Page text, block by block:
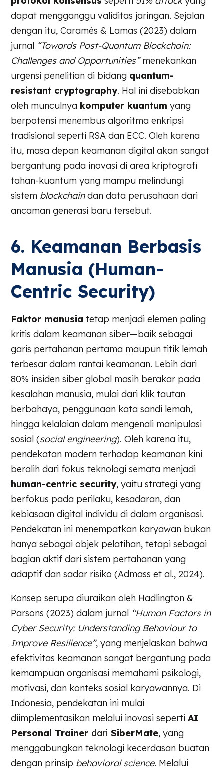
dapat mengganggu validitas jaringan. Sejalan
dengan itu, Caramés & Lamas (2023) dalam
jurnal “Towards Post-Quantum Blockchain:
Challenges and Opportunities”menekankan
urgensi penelitian di bidang quantum-
resistant cryptography. Hal ini disebabkan
oleh munculnya komputer kuantum yang
berpotensi menembus algoritma enkripsi
tradisional seperti RSA dan ECC. Oleh karena
itu, masa depan keamanan digital akan sangat
bergantung pada inovasi di area kriptografi
tahan-kuantum yang mampu melindungi
sistem blockchaindan data perusahaan dari
ancaman generasi baru tersebut.
6. Keamanan Berbasis
Manusia (Human-
Centric Security)
Faktor manusia tetap menjadi elemen paling
kritis dalam keamanan siber—baik sebagai
garis pertahanan pertama maupun titik lemah
terbesar dalam rantai keamanan. Lebih dari
80% insiden siber global masih berakar pada
kesalahan manusia, mulai dari klik tautan
berbahaya, penggunaan kata sandi lemah,
hingga kelalaian dalam mengenali manipulasi
sosial (social engineering). Oleh karena itu,
pendekatan modern terhadap keamanan kini
beralih dari fokus teknologi semata menjadi
human-centric security, yaitu strategi yang
berfokus pada perilaku, kesadaran, dan
kebiasaan digital individu di dalam organisasi.
Pendekatan ini menempatkan karyawan bukan
hanya sebagai objek pelatihan, tetapi sebagai
bagian aktif dari sistem pertahanan yang
adaptif dan sadar risiko (Admass et al., 2024).
Konsep serupa diuraikan oleh Hadlington &
Parsons (2023) dalam jurnal “Human Factors in
Cyber Security: Understanding Behaviour to
Improve Resilience”, yang menjelaskan bahwa
efektivitas keamanan sangat bergantung pada
kemampuan organisasi memahami psikologi,
motivasi, dan konteks sosial karyawannya. Di
Indonesia, pendekatan ini mulai
diimplementasikan melalui inovasi sepertiAI
Personal Trainer dari SiberMate, yang
menggabungkan teknologi kecerdasan buatan
dengan prinsip behavioral science. Melalui